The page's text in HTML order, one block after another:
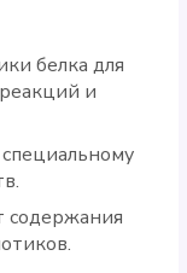
белка для
и
содержания